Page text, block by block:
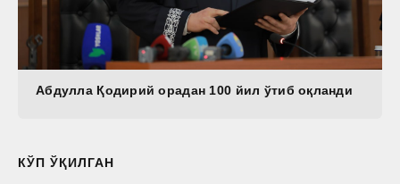
Абдулла Қодирий орадан 100 йил ўтиб оқланди
КЎП ЎҚИЛГАН